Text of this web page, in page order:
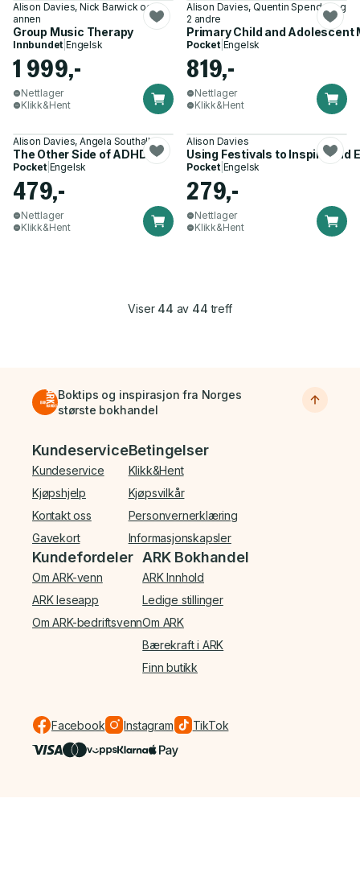
Alison Davies, Nick Barwick og 1
annen
Group Music Therapy
Innbundet |Engelsk
1 999,-
Nettlager
Klikk&Hent
Alison Davies, Quentin Spender og
2 andre
Primary Child and Adolescent
Pocket| Engelsk
819,-
Nettlager
Klikk&Hent
Alison Davies, Angela Southall
The Other Side of ADHD
Pocket| Engelsk
479,-
Nettlager
Klikk&Hent
Alison Davies
Using Festivals to Inspire and
Pocket| Engelsk
279,-
Nettlager
Klikk&Hent
Viser 44 av 44 treff
Boktips og inspirasjon fra Norges
største bokhandel
Bunnmeny
Kundeservice
Kundeservice
Kjøpshjelp
Kontakt oss
Gavekort
Betingelser
Klikk&Hent
Kjøpsvilkår
Personvernerklæring
Informasjonskapsler
Kundefordeler
Om ARK-venn
ARK leseapp
Om ARK-bedriftsvenn
ARK Bokhandel
ARK Innhold
Ledige stillinger
Om ARK
Bærekraft i ARK
Finn butikk
Facebook Instagram TikTok